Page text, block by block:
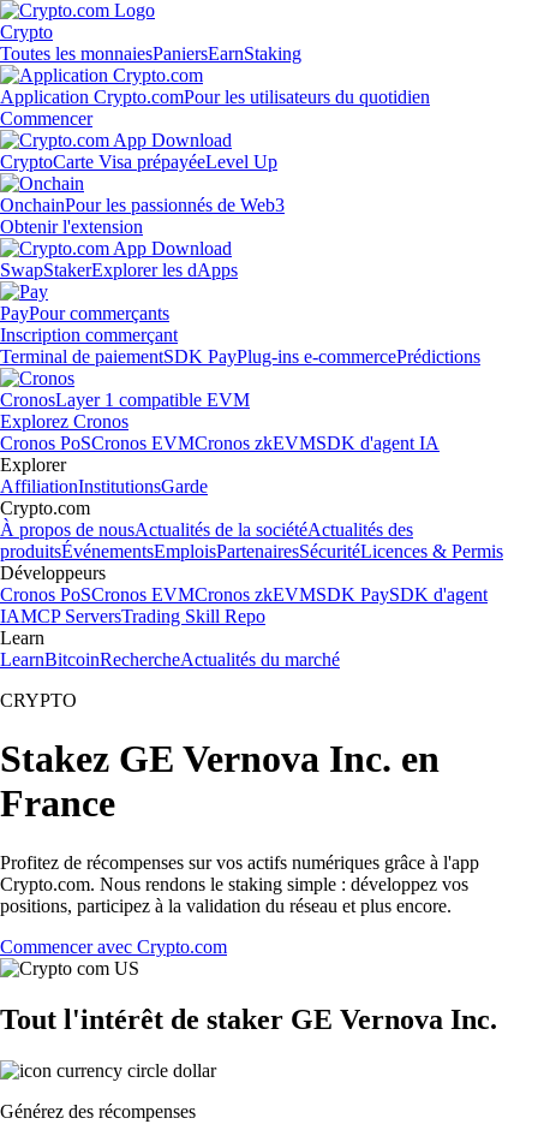
Crypto
Toutes les monnaiesPaniersEarnStaking
Application Crypto.comPour les utilisateurs du quotidien
Commencer
CryptoCarte Visa prépayéeLevel Up
OnchainPour les passionnés de Web3
Obtenir l'extension
SwapStakerExplorer les dApps
PayPour commerçants
Inscription commerçant
Terminal de paiementSDK PayPlug-ins e-commercePrédictions
CronosLayer 1 compatible EVM
Explorez Cronos
Cronos PoSCronos EVMCronos zkEVMSDK d'agent IA
Explorer
AffiliationInstitutionsGarde
Crypto.com
À propos de nousActualités de la sociétéActualités des
produitsÉvénementsEmploisPartenairesSécuritéLicences & Permis
Développeurs
Cronos PoSCronos EVMCronos zkEVMSDK PaySDK d'agent
IAMCP ServersTrading Skill Repo
Learn
LearnBitcoinRechercheActualités du marché
CRYPTO
Stakez GE Vernova Inc. en
France
Profitez de récompenses sur vos actifs numériques grâce à l'app
Crypto.com. Nous rendons le staking simple : développez vos
positions, participez à la validation du réseau et plus encore.
Commencer avec Crypto.com
Tout l'intérêt de staker GE Vernova Inc.
Générez des récompenses